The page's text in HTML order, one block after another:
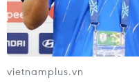
Các nhà khoa học
phương pháp điều trị
vietnamplus.vn